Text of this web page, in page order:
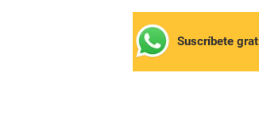
Suscríbete